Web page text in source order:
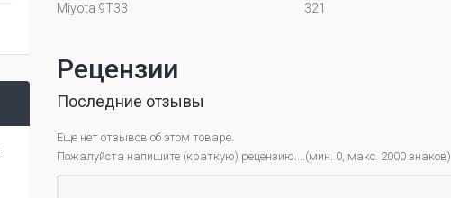
Miyota 9T33
321
Рецензии
Последние отзывы
Еще нет отзывов об этом товаре.
Пожалуйста напишите (краткую) рецензию....(мин. 0, макс. 2000 знаков)